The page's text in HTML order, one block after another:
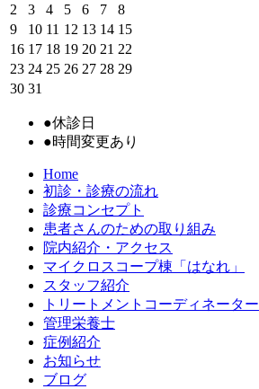
2
3 4 5 6 7
8
9
10 11 12 13 14 15
16 17 18 19 20 21 22
23 24 25 26 27 28 29
30 31
●休診日
●時間変更あり
Home
初診・診療の流れ
診療コンセプト
患者さんのための取り組み
院内紹介・アクセス
マイクロスコープ棟「はなれ」
スタッフ紹介
トリートメントコーディネーター
管理栄養士
症例紹介
お知らせ
ブログ